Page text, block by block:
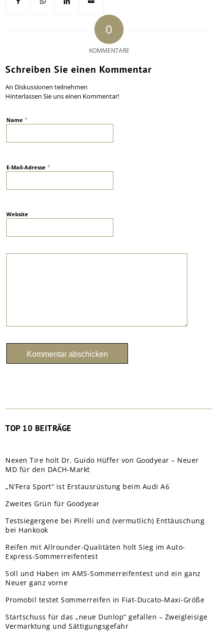
0
KOMMENTARE
Schreiben Sie einen Kommentar
An Diskussionen teilnehmen
Hinterlassen Sie uns einen Kommentar!
Name*
E-Mail-Adresse*
Website
TOP 10 BEITRÄGE
Nexen Tire holt Dr. Guido Hüffer von Goodyear – Neuer
MD für den DACH-Markt
„N’Fera Sport“ ist Erstausrüstung beim Audi A6
Zweites Grün für Goodyear
Testsiegergene bei Pirelli und (vermutlich) Enttäuschung
bei Hankook
Reifen mit Allrounder-Qualitäten holt Sieg im Auto-
Express-Sommerreifentest
Soll und Haben im AMS-Sommerreifentest und ein ganz
Neuer ganz vorne
Promobil testet Sommerreifen in Fiat-Ducato-Maxi-Größe
Startschuss für das „neue Dunlop“ gefallen – Zweigleisige
Vermarktung und Sättigungsgefahr